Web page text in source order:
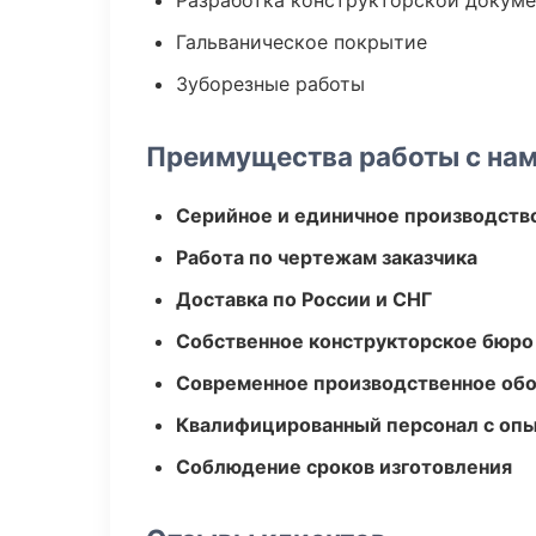
Гальваническое покрытие
Зуборезные работы
Преимущества работы с
Серийное и единичное
Работа по чертежам заказчика
Доставка по России и СНГ
Собственное конструкторское бюро
Современное производственное
Квалифицированный персонал с
Соблюдение сроков изготовления